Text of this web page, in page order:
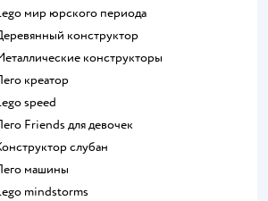
Lego мир юрского периода
Деревянный конструктор
Металлические конструкторы
Лего креатор
Lego speed
Лего Friends для девочек
Конструктор слубан
Лего машины
Lego mindstorms